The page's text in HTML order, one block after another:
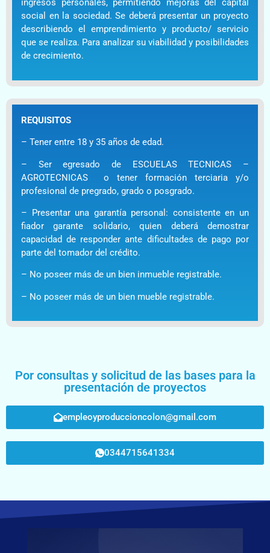
ingresos personales, permitiendo mejoras del capital
social en la sociedad. Se deberá presentar un proyecto
describiendo el emprendimiento y producto/ servicio
que se realiza. Para analizar su viabilidad y posibilidades
de crecimiento.
REQUISITOS
– Tener entre 18 y 35 años de edad.
– Ser egresado de ESCUELAS TECNICAS –
AGROTECNICAS o tener formación terciaria y/o
profesional de pregrado, grado o posgrado.
– Presentar una garantía personal: consistente en un
fiador garante solidario, quien deberá demostrar
capacidad de responder ante dificultades de pago por
parte del tomador del crédito.
– No poseer más de un bien inmueble registrable.
– No poseer más de un bien mueble registrable.
Por consultas y solicitud de las bases para la
presentación de proyectos
empleoyproduccioncolon@gmail.com
0344715641334